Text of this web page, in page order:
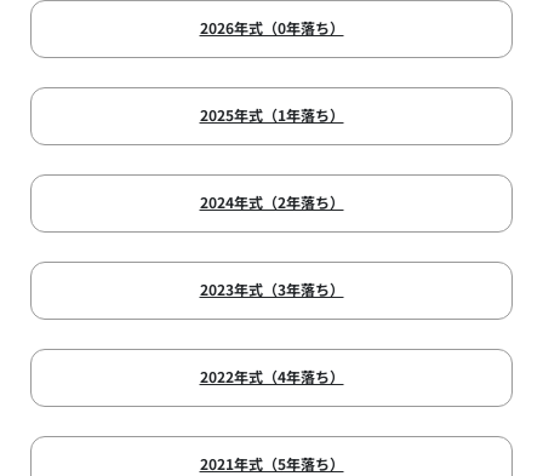
2026年式（0年落ち）
2025年式（1年落ち）
2024年式（2年落ち）
2023年式（3年落ち）
2022年式（4年落ち）
2021年式（5年落ち）